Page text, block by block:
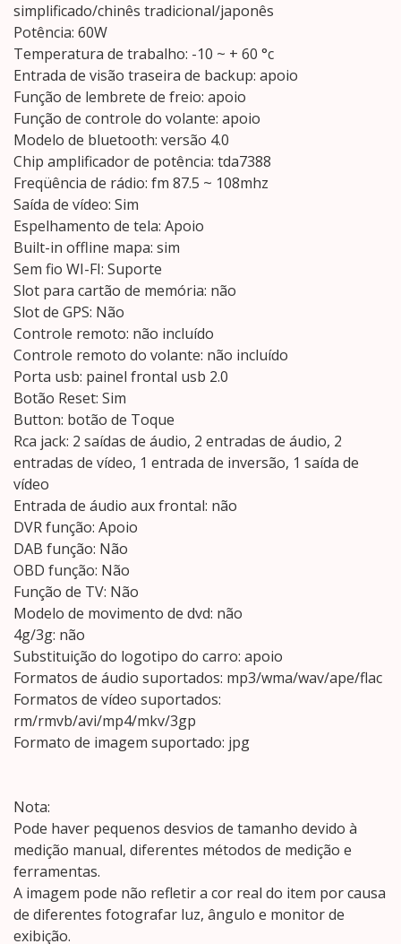
simplificado/chinês tradicional/japonês
Potência: 60W
Temperatura de trabalho: -10 ~ + 60 °c
Entrada de visão traseira de backup: apoio
Função de lembrete de freio: apoio
Função de controle do volante: apoio
Modelo de bluetooth: versão 4.0
Chip amplificador de potência: tda7388
Freqüência de rádio: fm 87.5 ~ 108mhz
Saída de vídeo: Sim
Espelhamento de tela: Apoio
Built-in offline mapa: sim
Sem fio WI-FI: Suporte
Slot para cartão de memória: não
Slot de GPS: Não
Controle remoto: não incluído
Controle remoto do volante: não incluído
Porta usb: painel frontal usb 2.0
Botão Reset: Sim
Button: botão de Toque
Rca jack: 2 saídas de áudio, 2 entradas de áudio, 2
entradas de vídeo, 1 entrada de inversão, 1 saída de
vídeo
Entrada de áudio aux frontal: não
DVR função: Apoio
DAB função: Não
OBD função: Não
Função de TV: Não
Modelo de movimento de dvd: não
4g/3g: não
Substituição do logotipo do carro: apoio
Formatos de áudio suportados: mp3/wma/wav/ape/flac
Formatos de vídeo suportados:
rm/rmvb/avi/mp4/mkv/3gp
Formato de imagem suportado: jpg
Nota:
Pode haver pequenos desvios de tamanho devido à
medição manual, diferentes métodos de medição e
ferramentas.
A imagem pode não refletir a cor real do item por causa
de diferentes fotografar luz, ângulo e monitor de
exibição.